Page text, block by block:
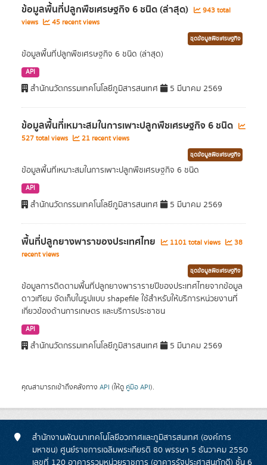
ข้อมูลพื้นที่ปลูกพืชเศรษฐกิจ 6 ชนิด (ล่าสุด)
943 total
views
45 recent views
ชุดข้อมูลพืชเศรษฐกิจ
ข้อมูลพื้นที่ปลูกพืชเศรษฐกิจ 6 ชนิด (ล่าสุด)
API
สำนักนวัตกรรมเทคโนโลยีภูมิสารสนเทศ 5 มีนาคม 2569
ข้อมูลพื้นที่เหมาะสมในการเพาะปลูกพืชเศรษฐกิจ 6 ชนิด
527 total views 21 recent views
ชุดข้อมูลพืชเศรษฐกิจ
ข้อมูลพื้นที่เหมาะสมในการเพาะปลูกพืชเศรษฐกิจ 6 ชนิด
API
สำนักนวัตกรรมเทคโนโลยีภูมิสารสนเทศ 5 มีนาคม 2569
พื้นที่ปลูกยางพาราของประเทศไทย 1101 total views
38
recent views
ชุดข้อมูลพืชเศรษฐกิจ
ข้อมูลการติดตามพื้นที่ปลูกยางพารารายปีของประเทศไทยจากข้อมูล
ดาวเทียม จัดเก็บในรูปแบบ shapefile ใช้สำหรับให้บริการหน่วยงานที่
เกี่ยวข้องด้านการเกษตร และบริการประชาชน
API
สำนักนวัตกรรมเทคโนโลยีภูมิสารสนเทศ 5 มีนาคม 2569
คุณสามารถเข้าถึงคลังทาง API (ให้ดู คู่มือ API).
สำนักงานพัฒนาเทคโนโลยีอวกาศและภูมิสารสนเทศ (องค์การ
มหาชน) ศูนย์ราชการเฉลิมพระเกียรติ 80 พรรษา 5 ธันวาคม 2550